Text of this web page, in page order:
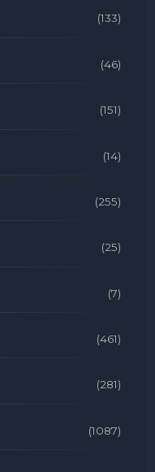
(133)
(46)
(151)
(14)
(255)
(25)
(7)
(461)
(281)
(1087)